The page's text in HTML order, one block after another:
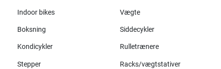
Indoor bikes Vægte
Boksning Siddecykler
Kondicykler Rulletrænere
Stepper Racks/vægtstativer